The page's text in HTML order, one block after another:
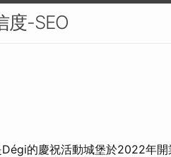
度-SEO
的慶祝活動城堡於2022年開